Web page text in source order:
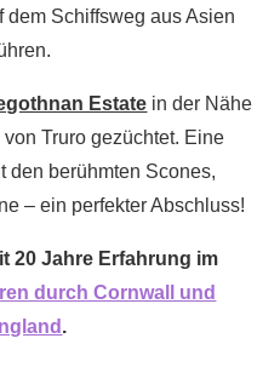
als
Garten
Englands
bekannt?
dem Schiffsweg aus Asien
Estate in der Nähe
von Truro gezüchtet. Eine
den berühmten Scones,
– ein perfekter Abschluss!
20 Jahre Erfahrung im
durch Cornwall und
.